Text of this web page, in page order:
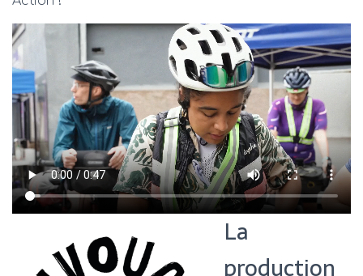
La
production